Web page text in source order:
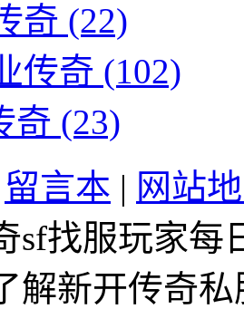
奇 (22)
传奇 (102)
奇 (23)
留言本 | 网站
sf找服玩家每
解新开传奇